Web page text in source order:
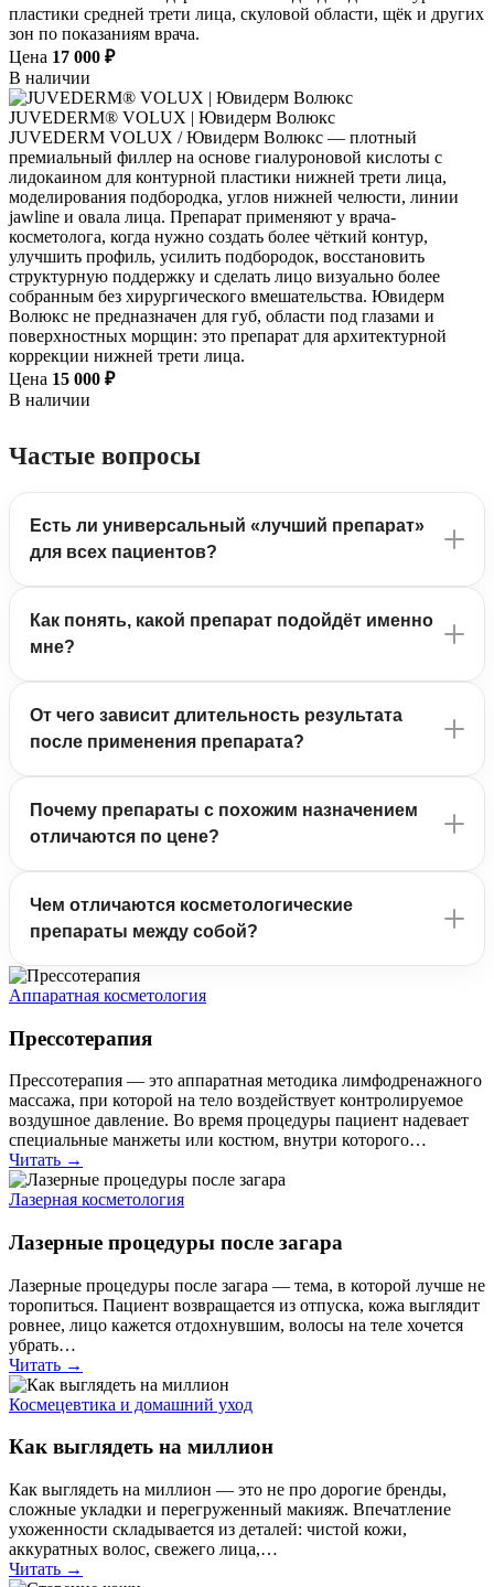
пластики средней трети лица, скуловой области, щёк и других
зон по показаниям врача.
Цена 17 000 ₽
В наличии
JUVEDERM® VOLUX | Ювидерм Волюкс
JUVEDERM VOLUX / Ювидерм Волюкс — плотный
премиальный филлер на основе гиалуроновой кислоты с
лидокаином для контурной пластики нижней трети лица,
моделирования подбородка, углов нижней челюсти, линии
jawline и овала лица. Препарат применяют у врача-
косметолога, когда нужно создать более чёткий контур,
улучшить профиль, усилить подбородок, восстановить
структурную поддержку и сделать лицо визуально более
собранным без хирургического вмешательства. Ювидерм
Волюкс не предназначен для губ, области под глазами и
поверхностных морщин: это препарат для архитектурной
коррекции нижней трети лица.
Цена 15 000 ₽
В наличии
Частые вопросы
Есть ли универсальный «лучший препарат»
для всех пациентов?
Как понять, какой препарат подойдёт именно
мне?
От чего зависит длительность результата
после применения препарата?
Почему препараты с похожим назначением
отличаются по цене?
Чем отличаются косметологические
препараты между собой?
Аппаратная косметология
Прессотерапия
Прессотерапия — это аппаратная методика лимфодренажного
массажа, при которой на тело воздействует контролируемое
воздушное давление. Во время процедуры пациент надевает
специальные манжеты или костюм, внутри которого…
Читать →
Лазерная косметология
Лазерные процедуры после загара
Лазерные процедуры после загара — тема, в которой лучше не
торопиться. Пациент возвращается из отпуска, кожа выглядит
ровнее, лицо кажется отдохнувшим, волосы на теле хочется
убрать…
Читать →
Космецевтика и домашний уход
Как выглядеть на миллион
Как выглядеть на миллион — это не про дорогие бренды,
сложные укладки и перегруженный макияж. Впечатление
ухоженности складывается из деталей: чистой кожи,
аккуратных волос, свежего лица,…
Читать →